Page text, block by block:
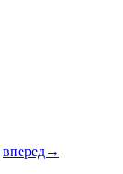
вперед→